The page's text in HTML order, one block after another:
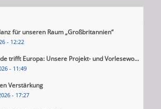
für unseren Raum „Großbritannien“
- 12:22
trifft Europa: Unsere Projekt- und Vorlesewo...
- 11:49
Verstärkung
- 17:27